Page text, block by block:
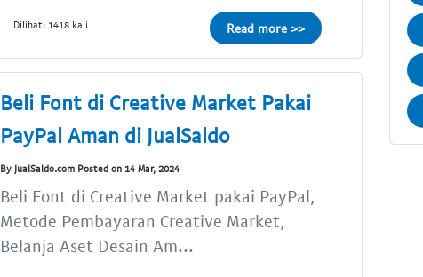
Dilihat: 1418 kali Read more >>
Beli Font di Creative Market Pakai
PayPal Aman di JualSaldo
By JualSaldo.com Posted on 14 Mar, 2024
Beli Font di Creative Market pakai PayPal,
Metode Pembayaran Creative Market,
Belanja Aset Desain Am...